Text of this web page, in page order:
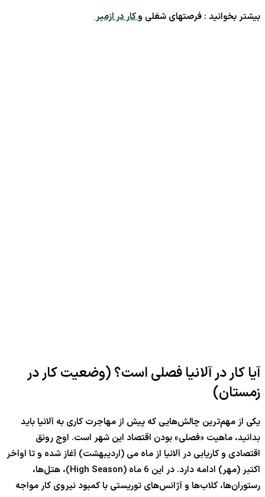
بیشتر بخوانید : فرصتهای شغلی وکار در ازمیر
آیا کار در آلانیا فصلی است؟ (وضعیت کار در
زمستان)
یکی از مهم‌ترین چالش‌هایی که پیش از مهاجرت کاری به آلانیا باید
بدانید، ماهیت «فصلی» بودن اقتصاد این شهر است. اوج رونق
اقتصادی و کاریابی در آلانیا از ماه می (اردیبهشت) آغاز شده و تا اواخر
اکتبر (مهر) ادامه دارد. در این 6 ماه (High Season)، هتل‌ها،
رستوران‌ها، کلاب‌ها و آژانس‌های توریستی با کمبود نیروی کار مواجه